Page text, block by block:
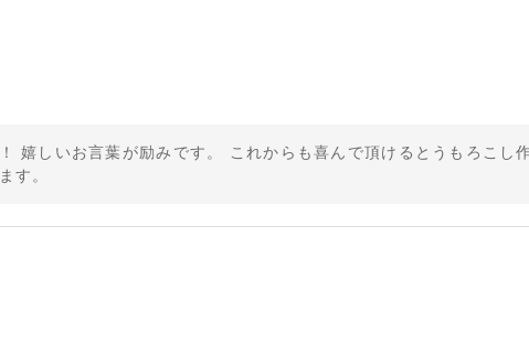
嬉しいお言葉が励みです。 これからも喜んで頂けるとうもろこし
す。